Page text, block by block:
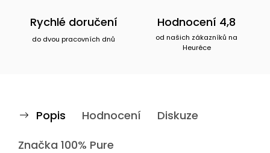
Rychlé doručení
do dvou pracovních dnů
Hodnocení 4,8
od našich zákazníků na
Heuréce
Popis Hodnocení
Diskuze
Značka 100% Pure